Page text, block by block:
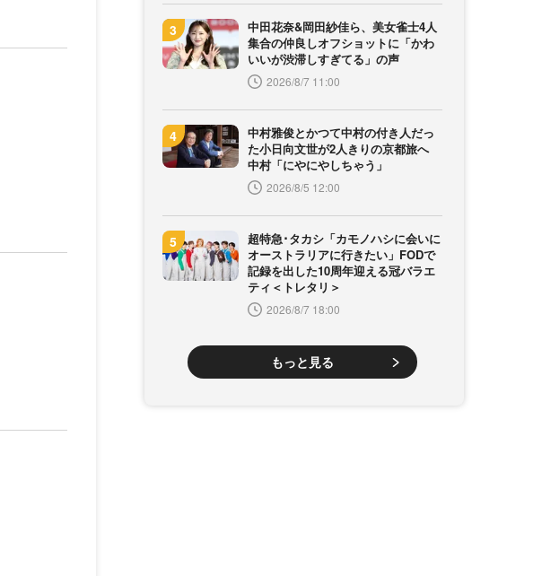
中田花奈&岡田紗佳ら、美女雀士4人
集合の仲良しオフショットに「かわ
いいが渋滞しすぎてる」の声
2026/8/7 11:00
中村雅俊とかつて中村の付き人だっ
た小日向文世が2人きりの京都旅へ
中村「にやにやしちゃう」
2026/8/5 12:00
超特急･タカシ「カモノハシに会いに
オーストラリアに行きたい」FODで
記録を出した10周年迎える冠バラエ
ティ＜トレタリ＞
2026/8/7 18:00
もっと見る